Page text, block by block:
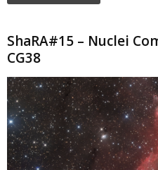
ShaRA#15 – Nuclei
CG38